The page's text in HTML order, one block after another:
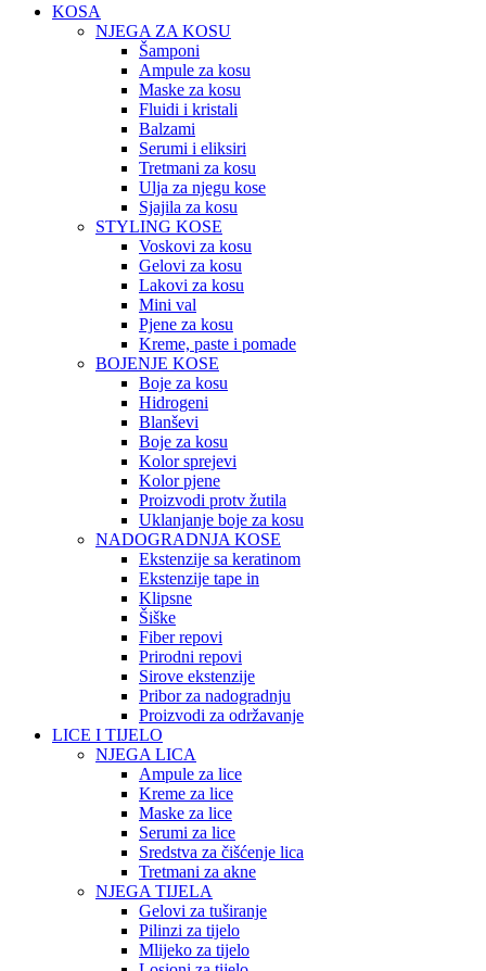
KOSA
NJEGA ZA KOSU
Šamponi
Ampule za kosu
Maske za kosu
Fluidi i kristali
Balzami
Serumi i eliksiri
Tretmani za kosu
Ulja za njegu kose
Sjajila za kosu
STYLING KOSE
Voskovi za kosu
Gelovi za kosu
Lakovi za kosu
Mini val
Pjene za kosu
Kreme, paste i pomade
BOJENJE KOSE
Boje za kosu
Hidrogeni
Blanševi
Boje za kosu
Kolor sprejevi
Kolor pjene
Proizvodi protv žutila
Uklanjanje boje za kosu
NADOGRADNJA KOSE
Ekstenzije sa keratinom
Ekstenzije tape in
Klipsne
Šiške
Fiber repovi
Prirodni repovi
Sirove ekstenzije
Pribor za nadogradnju
Proizvodi za održavanje
LICE I TIJELO
NJEGA LICA
Ampule za lice
Kreme za lice
Maske za lice
Serumi za lice
Sredstva za čišćenje lica
Tretmani za akne
NJEGA TIJELA
Gelovi za tuširanje
Pilinzi za tijelo
Mlijeko za tijelo